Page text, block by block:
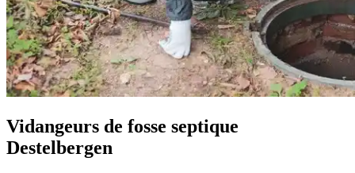
Vidangeurs de fosse septique
Destelbergen